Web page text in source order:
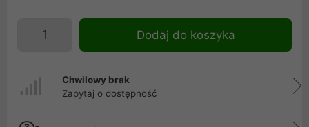
Dodaj do koszyka
Chwilowy brak
Zapytaj o dostępność